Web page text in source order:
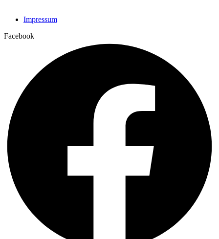
Impressum
Facebook